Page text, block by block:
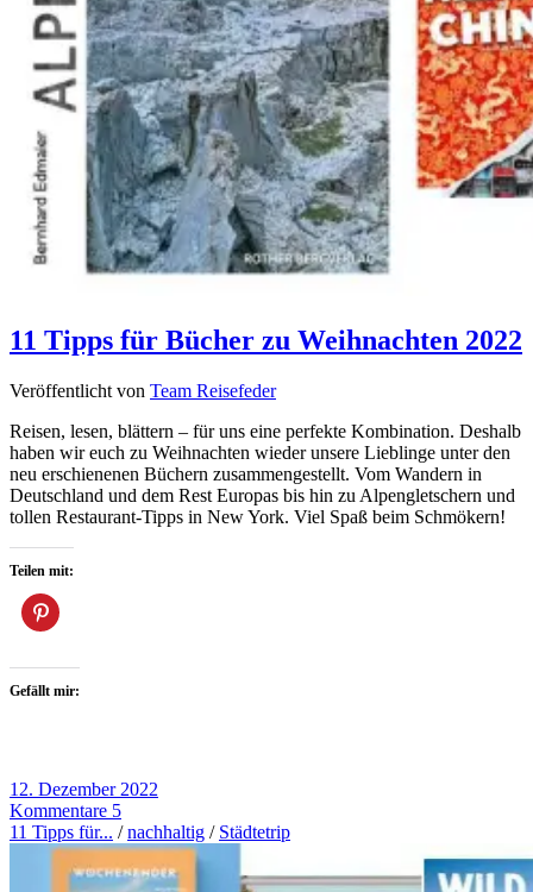
11 Tipps für Bücher zu Weihnachten 2022
Veröffentlicht von Team Reisefeder
Reisen, lesen, blättern – für uns eine perfekte Kombination. Deshalb
haben wir euch zu Weihnachten wieder unsere Lieblinge unter den
neu erschienenen Büchern zusammengestellt. Vom Wandern in
Deutschland und dem Rest Europas bis hin zu Alpengletschern und
tollen Restaurant-Tipps in New York. Viel Spaß beim Schmökern!
Teilen mit:
Gefällt mir:
12. Dezember 2022
Kommentare 5
11 Tipps für... /nachhaltig / Städtetrip